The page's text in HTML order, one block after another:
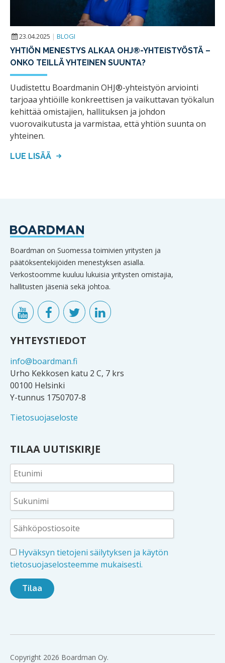
23.04.2025 | BLOGI
YHTIÖN MENESTYS ALKAA OHJ®-YHTEISTYÖSTÄ –
ONKO TEILLÄ YHTEINEN SUUNTA?
Uudistettu Boardmanin OHJ®-yhteistyön arviointi
tarjoaa yhtiöille konkreettisen ja vaikuttavan työkalun
kehittää omistajien, hallituksen ja johdon
vuorovaikutusta ja varmistaa, että yhtiön suunta on
yhteinen.
LUE LISÄÄ
Boardman on Suomessa toimivien yritysten ja
päätöksentekijöiden menestyksen asialla.
Verkostoomme kuuluu lukuisia yritysten omistajia,
hallitusten jäseniä sekä johtoa.
YHTEYSTIEDOT
info@boardman.fi
Urho Kekkosen katu 2 C, 7 krs
00100 Helsinki
Y-tunnus 1750707-8
Tietosuojaseloste
TILAA UUTISKIRJE
Hyväksyn tietojeni säilytyksen ja käytön
tietosuojaselosteemme mukaisesti.
Copyright 2026 Boardman Oy.